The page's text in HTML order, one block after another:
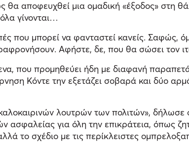
αποφευχθεί μια ομαδική «έξοδος» στη
γίνονται…
που μπορεί να φανταστεί κανείς.
Αφήστε, δε, που θα σώσει τον
που προμηθεύει ήδη με διαφανή
Κόντε την εξετάζει σοβαρά και δύο
λουτρών των πολιτών»,
για όλη την επικράτεια, όπως
το σχέδιο με τις περίκλειστες